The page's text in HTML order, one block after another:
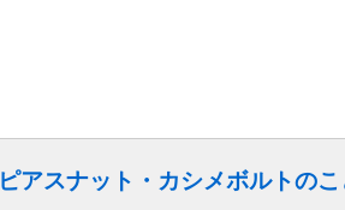
ピアスナット・カシメボルトの